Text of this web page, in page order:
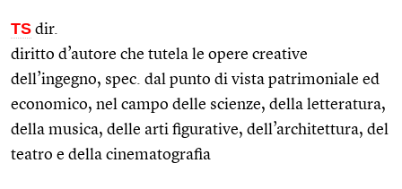
TS dir.
diritto d’autore che tutela le opere creative
dell’ingegno, spec. dal punto di vista patrimoniale ed
economico, nel campo delle scienze, della letteratura,
della musica, delle arti figurative, dell’architettura, del
teatro e della cinematografia